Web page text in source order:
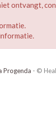
ontvangt,
Progenda - ©